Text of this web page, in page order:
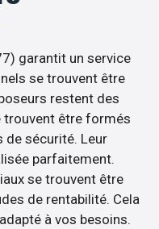
garantit un service
se trouvent être
restent des
trouvent être formés
sécurité. Leur
parfaitement.
se trouvent être
de rentabilité. Cela
à vos besoins.